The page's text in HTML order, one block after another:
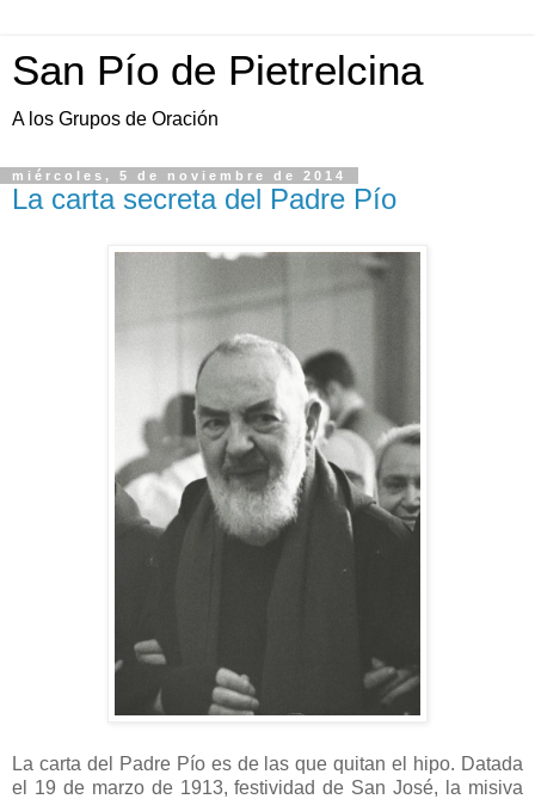
San Pío de Pietrelcina
A los Grupos de Oración
miércoles, 5 de noviembre de 2014
La carta secreta del Padre Pío
La carta del Padre Pío es de las que quitan el hipo. Datada
el 19 de marzo de 1913, festividad de San José, la misiva